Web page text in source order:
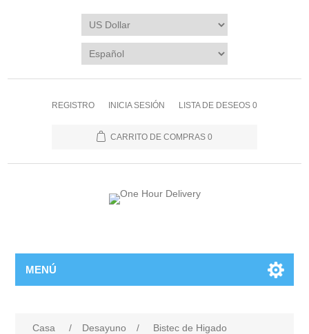
REGISTRO INICIA SESIÓN LISTA DE DESEOS 0
CARRITO DE COMPRAS 0
MENÚ
Casa / Desayuno / Bistec de Higado